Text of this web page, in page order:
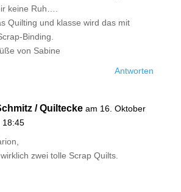
keine Ruh….
Quilting und klasse wird das mit
Binding.
von Sabine
Antworten
/ Quiltecke am 16. Oktober
18:45
zwei tolle Scrap Quilts.